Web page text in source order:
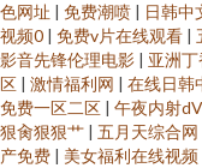
色网址 | 免费潮喷 | 日韩中
视频0 | 免费v片在线观看 |
影音先锋伦理电影 | 亚洲丁
区 | 激情福利网 | 在线日韩
免费一区二区 | 午夜内射
狠肏狠狠艹 | 五月天综合网
产免费 | 美女福利在线视频